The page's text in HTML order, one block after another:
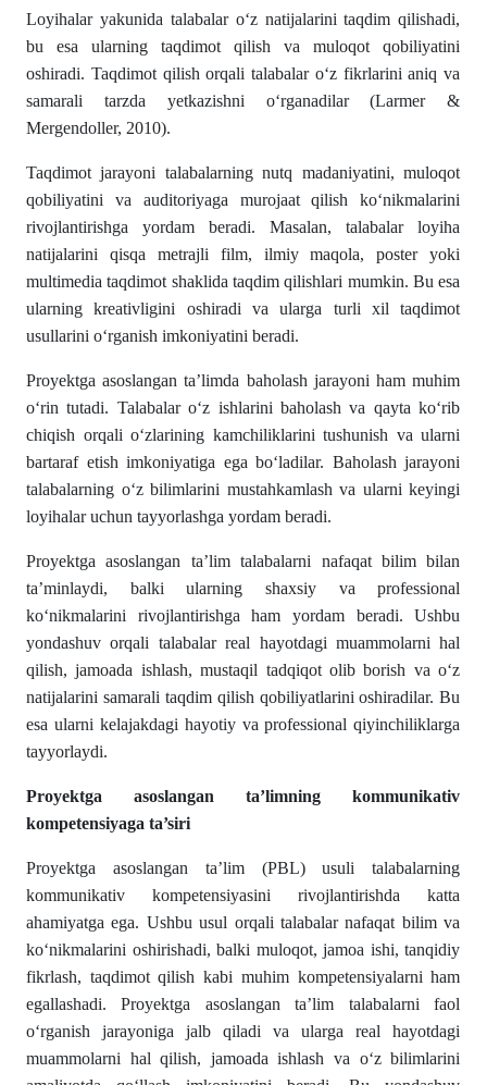
Loyihalar yakunida talabalar o‘z natijalarini taqdim qilishadi,
bu esa ularning taqdimot qilish va muloqot qobiliyatini
oshiradi. Taqdimot qilish orqali talabalar o‘z fikrlarini aniq va
samarali tarzda yetkazishni o‘rganadilar (Larmer &
Mergendoller, 2010).
Taqdimot jarayoni talabalarning nutq madaniyatini, muloqot
qobiliyatini va auditoriyaga murojaat qilish ko‘nikmalarini
rivojlantirishga yordam beradi. Masalan, talabalar loyiha
natijalarini qisqa metrajli film, ilmiy maqola, poster yoki
multimedia taqdimot shaklida taqdim qilishlari mumkin. Bu esa
ularning kreativligini oshiradi va ularga turli xil taqdimot
usullarini o‘rganish imkoniyatini beradi.
Proyektga asoslangan ta’limda baholash jarayoni ham muhim
o‘rin tutadi. Talabalar o‘z ishlarini baholash va qayta ko‘rib
chiqish orqali o‘zlarining kamchiliklarini tushunish va ularni
bartaraf etish imkoniyatiga ega bo‘ladilar. Baholash jarayoni
talabalarning o‘z bilimlarini mustahkamlash va ularni keyingi
loyihalar uchun tayyorlashga yordam beradi.
Proyektga asoslangan ta’lim talabalarni nafaqat bilim bilan
ta’minlaydi, balki ularning shaxsiy va professional
ko‘nikmalarini rivojlantirishga ham yordam beradi. Ushbu
yondashuv orqali talabalar real hayotdagi muammolarni hal
qilish, jamoada ishlash, mustaqil tadqiqot olib borish va o‘z
natijalarini samarali taqdim qilish qobiliyatlarini oshiradilar. Bu
esa ularni kelajakdagi hayotiy va professional qiyinchiliklarga
tayyorlaydi.
Proyektga asoslangan ta’limning kommunikativ
kompetensiyaga ta’siri
Proyektga asoslangan ta’lim (PBL) usuli talabalarning
kommunikativ kompetensiyasini rivojlantirishda katta
ahamiyatga ega. Ushbu usul orqali talabalar nafaqat bilim va
ko‘nikmalarini oshirishadi, balki muloqot, jamoa ishi, tanqidiy
fikrlash, taqdimot qilish kabi muhim kompetensiyalarni ham
egallashadi. Proyektga asoslangan ta’lim talabalarni faol
o‘rganish jarayoniga jalb qiladi va ularga real hayotdagi
muammolarni hal qilish, jamoada ishlash va o‘z bilimlarini